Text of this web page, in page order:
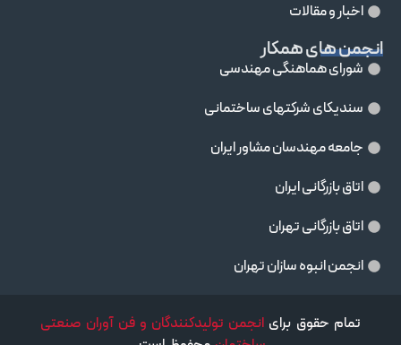
اخبار و مقالات
انجمن های همکار
شورای هماهنگی مهندسی
سندیکای شرکتهای ساختمانی
جامعه مهندسان مشاور ايران
اتاق بازرگانی ایران
اتاق بازرگانی تهران
انجمن انبوه سازان تهران
تمام حقوق برای انجمن تولیدکنندگان و فن آوران صنعتی